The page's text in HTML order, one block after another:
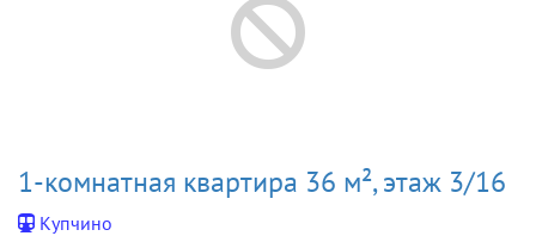
1-комнатная квартира 36 м², этаж 3/16
Купчино